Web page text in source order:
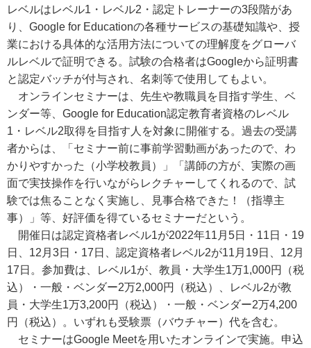
レベルはレベル1・レベル2・認定トレーナーの3段階があ
り、Google for Educationの各種サービスの基礎知識や、授
業における具体的な活用方法についての理解度をグローバ
ルレベルで証明できる。試験の合格者はGoogleから証明書
と認定バッチが付与され、名刺等で使用してもよい。
オンラインセミナーは、先生や教職員を目指す学生、ベ
ンダー等、Google for Education認定教育者資格のレベル
1・レベル2取得を目指す人を対象に開催する。過去の受講
者からは、「セミナー前に事前学習動画があったので、わ
かりやすかった（小学校教員）」「講師の方が、実際の画
面で実技操作を行いながらレクチャーしてくれるので、試
験では焦ることなく実施し、見事合格できた！（指導主
事）」等、好評価を得ているセミナーだという。
開催日は認定資格者レベル1が2022年11月5日・11日・19
日、12月3日・17日、認定資格者レベル2が11月19日、12月
17日。参加費は、レベル1が、教員・大学生1万1,000円（税
込）・一般・ベンダー2万2,000円（税込）、レベル2が教
員・大学生1万3,200円（税込）・一般・ベンダー2万4,200
円（税込）。いずれも受験票（バウチャー）代を含む。
セミナーはGoogle Meetを用いたオンラインで実施。申込